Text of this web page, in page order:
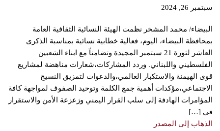
سبتمبر 26, 2024
البيضاء/ محمد المشخر نظمت الهيئة النسائية الثقافية العامة
بمحافظة البيضاء، اليوم، فعالية خطابية نسائية بمناسبة الذكرى
العاشر لثورة 21 سبتمبر المجيدة وتضامناً مع ابناء الشعبين
الفلسطيني واللبناني. وردد المشاركات،شعارات مناهضة لمشاريع
قوى الهيمنة والاستكبار العالمي،والدعوات لتمزيق النسيج
الاجتماعي،مؤكدات أهمية جمع الكلمة وتوحيد الصفوف لمواجهة كافة
المؤامرات الهادفة إلى سلب القرار اليمني وزعزعة الأمن والاستقرار
في […]
الذهاب إلى المصدر